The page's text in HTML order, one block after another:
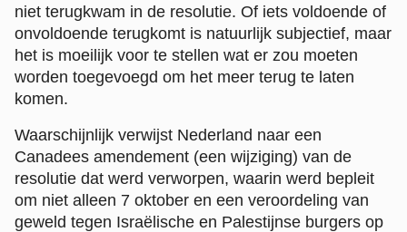
niet terugkwam in de resolutie. Of iets voldoende of
onvoldoende terugkomt is natuurlijk subjectief, maar
het is moeilijk voor te stellen wat er zou moeten
worden toegevoegd om het meer terug te laten
komen.
Waarschijnlijk verwijst Nederland naar een
Canadees amendement (een wijziging) van de
resolutie dat werd verworpen, waarin werd bepleit
om niet alleen 7 oktober en een veroordeling van
geweld tegen Israëlische en Palestijnse burgers op